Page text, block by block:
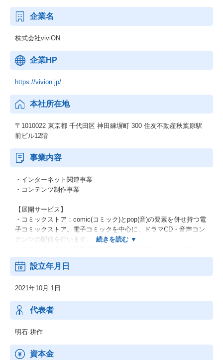
企業名
株式会社viviON
企業HP
https://vivion.jp/
本社所在地
〒1010022 東京都 千代田区 神田練塀町 300 住友不動産秋葉原駅
前ビル12階
事業内容
・インターネット関連事業
・コンテンツ制作事業
【展開サービス】
・コミックストア：comic(コミック)とpop(音)の要素を併せ持つ電
子コミックストア。電子コミックを中心に、ドラマCD・音声コン
テンツの配信を行います。
けでなく、『バイノーラル音声』の収録にも対応したスタジオ。
・マッチングサービス：作品・プロフィールを登録すれば、企業
※同社は1994年に創立された株式会社エイシスの親会社として202
1年に設立されました。同社に株式会社エイシスの一部事業及び子
会社株式を承継しております。
設立年月日
2021年10月 1日
代表者
明石 耕作
資本金